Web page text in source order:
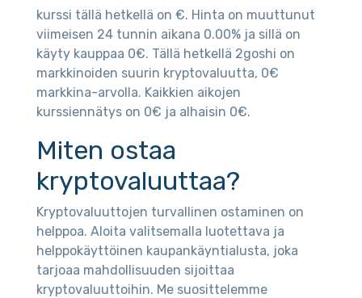
kurssi tällä hetkellä on €. Hinta on muuttunut
viimeisen 24 tunnin aikana 0.00% ja sillä on
käyty kauppaa 0€. Tällä hetkellä 2goshi on
markkinoiden suurin kryptovaluutta, 0€
markkina-arvolla. Kaikkien aikojen
kurssiennätys on 0€ ja alhaisin 0€.
Miten ostaa
kryptovaluuttaa?
Kryptovaluuttojen turvallinen ostaminen on
helppoa. Aloita valitsemalla luotettava ja
helppokäyttöinen kaupankäyntialusta, joka
tarjoaa mahdollisuuden sijoittaa
kryptovaluuttoihin. Me suosittelemme